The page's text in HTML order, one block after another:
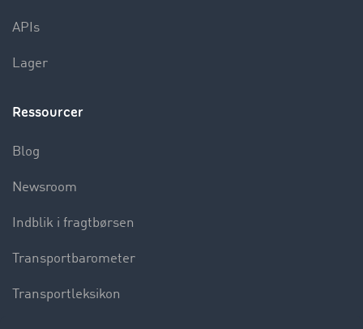
APIs
Lager
Ressourcer
Blog
Newsroom
Indblik i fragtbørsen
Transportbarometer
Transportleksikon